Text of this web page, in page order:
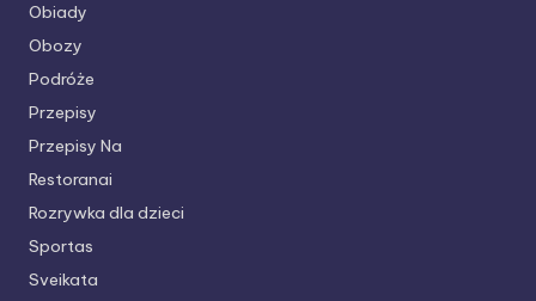
Obiady
Obozy
Podróże
Przepisy
Przepisy Na
Restoranai
Rozrywka dla dzieci
Sportas
Sveikata